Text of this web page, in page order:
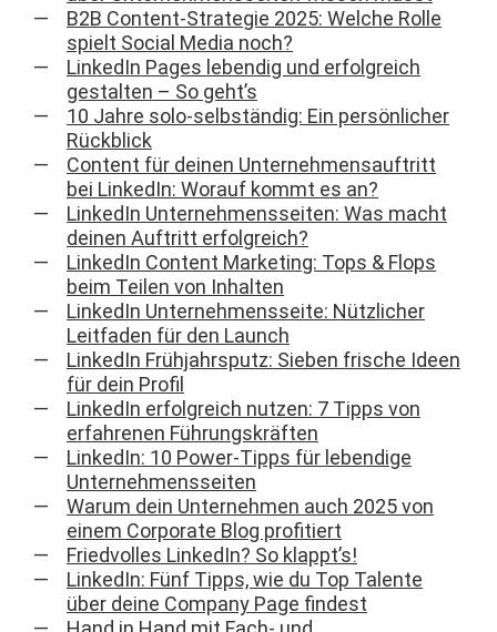
B2B Content-Strategie 2025: Welche Rolle
spielt Social Media noch?
LinkedIn Pages lebendig und erfolgreich
gestalten – So geht’s
10 Jahre solo-selbständig: Ein persönlicher
Rückblick
Content für deinen Unternehmensauftritt
bei LinkedIn: Worauf kommt es an?
LinkedIn Unternehmensseiten: Was macht
deinen Auftritt erfolgreich?
LinkedIn Content Marketing: Tops & Flops
beim Teilen von Inhalten
LinkedIn Unternehmensseite: Nützlicher
Leitfaden für den Launch
LinkedIn Frühjahrsputz: Sieben frische Ideen
für dein Profil
LinkedIn erfolgreich nutzen: 7 Tipps von
erfahrenen Führungskräften
LinkedIn: 10 Power-Tipps für lebendige
Unternehmensseiten
Warum dein Unternehmen auch 2025 von
einem Corporate Blog profitiert
Friedvolles LinkedIn? So klappt’s!
LinkedIn: Fünf Tipps, wie du Top Talente
über deine Company Page findest